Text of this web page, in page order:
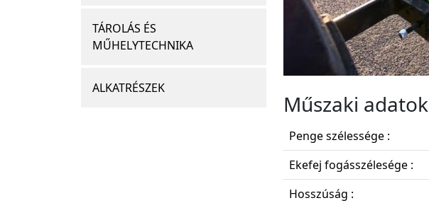
TÁROLÁS ÉS
MŰHELYTECHNIKA
ALKATRÉSZEK
Műszaki adatok
Penge szélessége :
Ekefej fogásszélesége :
Hosszúság :